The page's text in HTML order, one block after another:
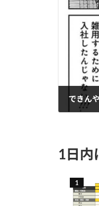
できん
1日内